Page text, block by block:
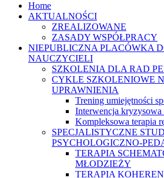
Home
AKTUALNOŚCI
ZREALIZOWANE
ZASADY WSPÓŁPRACY
NIEPUBLICZNA PLACÓWKA
NAUCZYCIELI
SZKOLENIA DLA RAD
CYKLE SZKOLENIOWE
UPRAWNIENIA
Trening umiejętności
Interwencja
Kompleksowa terapia
SPECJALISTYCZNE
PSYCHOLOGICZNO-
TERAPIA
MŁODZIEŻY
TERAPIA